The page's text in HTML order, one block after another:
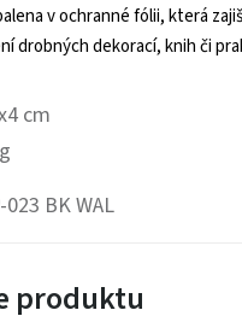
v ochranné fólii, která
drobných dekorací, knih či
cm
BK WAL
produktu